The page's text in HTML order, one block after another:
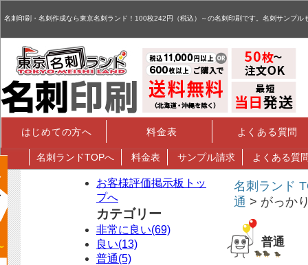
名刺印刷・名刺作成なら東京名刺ランド！100枚242円（税込）～の名刺印刷です。名刺サンプル
はじめての方へ 料金表 よくある質問
名刺 ランドTOPへ 料金表 サンプル請求 よくある質
名刺ランド
通 > がっか
普通
お客様評価掲示板トッ
プへ
カテゴリー
非常に良い(69)
良い(13)
普通(5)